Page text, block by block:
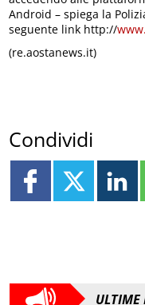
Android – spiega la
seguente link http://
(re.aostanews.it)
Condividi
ULTIME